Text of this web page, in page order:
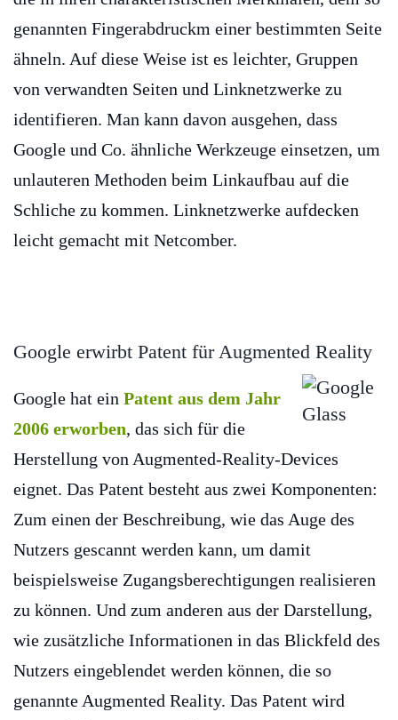
genannten Fingerabdruckm einer bestimmten Seite
ähneln. Auf diese Weise ist es leichter, Gruppen
von verwandten Seiten und Linknetzwerke zu
identifieren. Man kann davon ausgehen, dass
Google und Co. ähnliche Werkzeuge einsetzen, um
unlauteren Methoden beim Linkaufbau auf die
Schliche zu kommen. Linknetzwerke aufdecken
leicht gemacht mit Netcomber.
Google erwirbt Patent für Augmented Reality
Google hat ein Patent aus dem Jahr
2006 erworben, das sich für die
Herstellung von Augmented-Reality-Devices
eignet. Das Patent besteht aus zwei Komponenten:
Zum einen der Beschreibung, wie das Auge des
Nutzers gescannt werden kann, um damit
beispielsweise Zugangsberechtigungen realisieren
zu können. Und zum anderen aus der Darstellung,
wie zusätzliche Informationen in das Blickfeld des
Nutzers eingeblendet werden können, die so
genannte Augmented Reality. Das Patent wird